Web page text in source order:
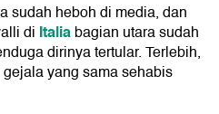
sudah heboh di media, dan
di Italiabagian utara sudah
dirinya tertular. Terlebih,
yang sama sehabis